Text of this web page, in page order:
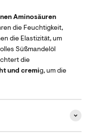
Aminosäuren
die Feuchtigkeit,
die Elastizität, um
Süßmandelöl
die
und cremig, um die